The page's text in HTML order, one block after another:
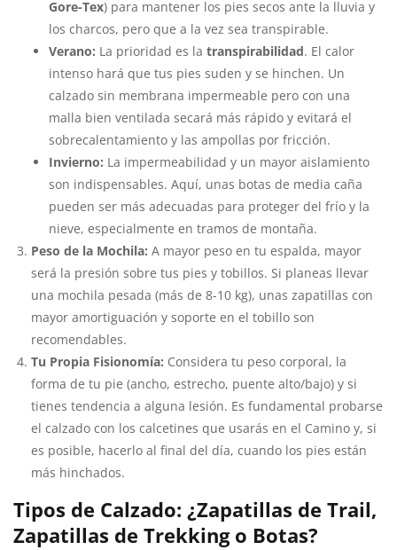
Gore-Tex) para mantener los pies secos ante la lluvia y
los charcos, pero que a la vez sea transpirable.
Verano: La prioridad es la transpirabilidad. El calor
intenso hará que tus pies suden y se hinchen. Un
calzado sin membrana impermeable pero con una
malla bien ventilada secará más rápido y evitará el
sobrecalentamiento y las ampollas por fricción.
Invierno: La impermeabilidad y un mayor aislamiento
son indispensables. Aquí, unas botas de media caña
pueden ser más adecuadas para proteger del frío y la
nieve, especialmente en tramos de montaña.
Peso de la Mochila: A mayor peso en tu espalda, mayor
será la presión sobre tus pies y tobillos. Si planeas llevar
una mochila pesada (más de 8-10 kg), unas zapatillas con
mayor amortiguación y soporte en el tobillo son
recomendables.
Tu Propia Fisionomía: Considera tu peso corporal, la
forma de tu pie (ancho, estrecho, puente alto/bajo) y si
tienes tendencia a alguna lesión. Es fundamental probarse
el calzado con los calcetines que usarás en el Camino y, si
es posible, hacerlo al final del día, cuando los pies están
más hinchados.
Tipos de Calzado: ¿Zapatillas de Trail,
Zapatillas de Trekking o Botas?